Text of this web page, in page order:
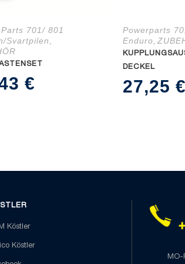
701/ 801
Svartpilen ,
€
Powerparts
Enduro,
DECKEL
27,25 €
Köstler
Köstler
MO-